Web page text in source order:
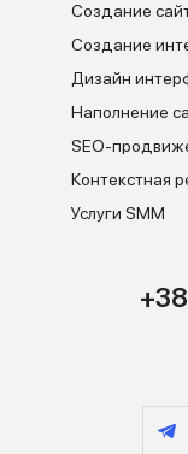
Создание
Создание
Дизайн
Наполнение
SEO-
Контекстная
Услуги SMM